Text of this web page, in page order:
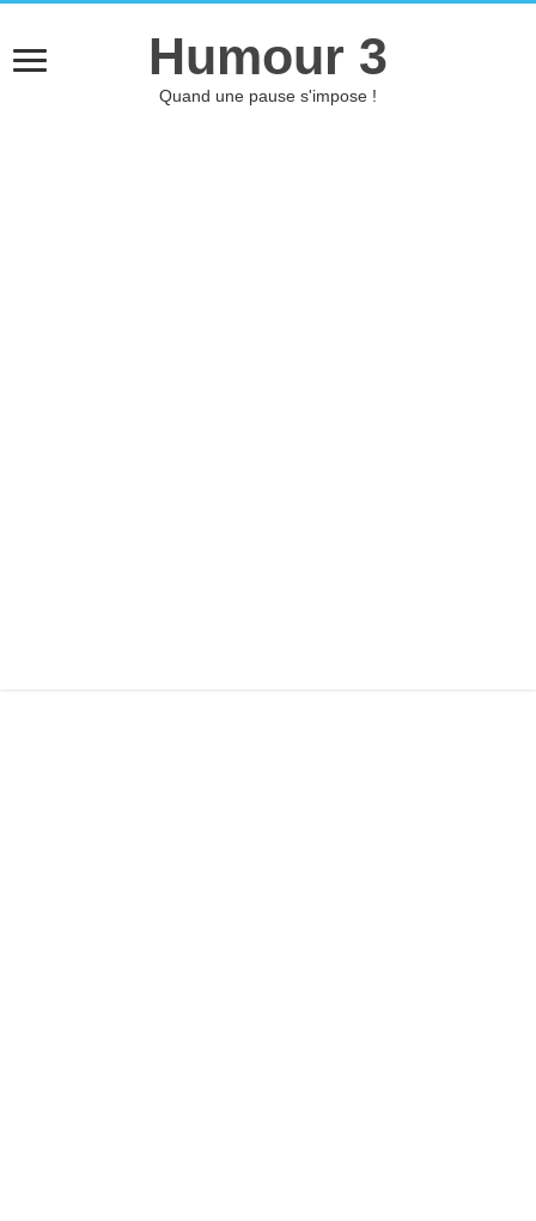
Humour 3
Quand une pause s'impose !